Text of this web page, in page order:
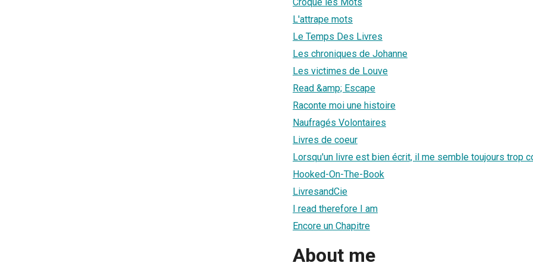
L'attrape mots
Le Temps Des Livres
Les chroniques de Johanne
Les victimes de Louve
Read &amp; Escape
Raconte moi une histoire
Naufragés Volontaires
Livres de coeur
Lorsqu'un livre est bien écrit, il me semble toujours trop
Hooked-On-The-Book
LivresandCie
I read therefore I am
Encore un Chapitre
About me